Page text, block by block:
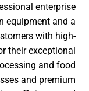
enterprise
equipment and a
with high-
their exceptional
and food
and premium